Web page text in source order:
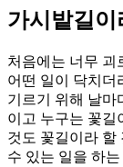
가시밭길이
처음에는 너무 괴
어떤 일이 닥치더
기르기 위해 날마
이고 누구는 꽃길
것도 꽃길이라 할
수 있는 일을 하